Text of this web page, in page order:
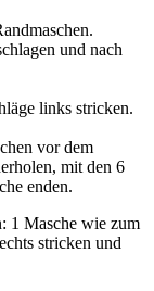
und nach
links stricken.
vor dem
mit den 6
enden.
1 Masche wie zum
stricken und